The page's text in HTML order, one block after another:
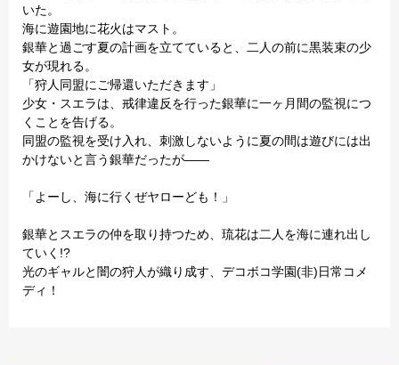
いた。
海に遊園地に花火はマスト。
銀華と過ごす夏の計画を立てていると、二人の前に黒装束の少
女が現れる。
「狩人同盟にご帰還いただきます」
少女・スエラは、戒律違反を行った銀華に一ヶ月間の監視につ
くことを告げる。
同盟の監視を受け入れ、刺激しないように夏の間は遊びには出
かけないと言う銀華だったが――
「よーし、海に行くぜヤローども！」
銀華とスエラの仲を取り持つため、琉花は二人を海に連れ出し
ていく!?
光のギャルと闇の狩人が織り成す、デコボコ学園(非)日常コメ
ディ！